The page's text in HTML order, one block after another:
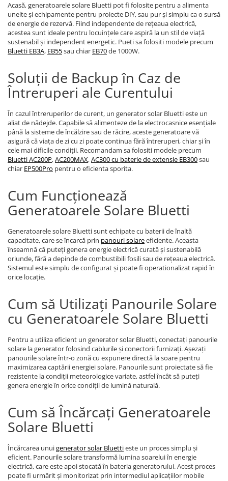
Invertoare Off-grid
Incarcatoare de retea
Acumulatori de stocare
Componente sisteme de balcon
Iluminat solar
Acumulatori
Acumulatori Standard Plumb
Acumulatori Litiu
Acumulatori Gel
Acumulatori Moto
Electronice
Invertoare Tensiune
Roboti Pornire Auto
Statii de incarcare vehicule
electrice
UPS Centrale Termice
Stabilizatoare Tensiune
Scule si aparate
Instrumente de masura
Clampmetre
Detectoare
Tahometre
Telemetre
Termometre
Testere
Accesorii instrumente de masura
Camere Termice
Osciloscoape
Lichidare stoc
Acasă, generatoarele solare Bluetti pot fi folosite pentru a alimenta
unelte și echipamente pentru proiecte DIY, sau pur și simplu ca o sursă
de energie de rezervă. Fiind independente de rețeaua electrică,
acestea sunt ideale pentru locuințele care aspiră la un stil de viață
sustenabil și independent energetic. Pueti sa folositi modele precum
Bluetti EB3A, EB55sau chiar EB70de 1000W.
Soluții de Backup în Caz de
Întreruperi ale Curentului
În cazul întreruperilor de curent, un generator solar Bluetti este un
aliat de nădejde. Capabile să alimenteze de la electrocasnice esențiale
până la sisteme de încălzire sau de răcire, aceste generatoare vă
asigură că viața de zi cu zi poate continua fără întreruperi, chiar și în
cele mai dificile condiții. Recomandam sa folositi modele precum
Bluetti AC200P,AC200MAX,AC300 cu baterie de extensie EB300sau
chiar EP500Pro pentru o eficienta sporita.
Cum Funcționează
Generatoarele Solare Bluetti
Generatoarele solare Bluetti sunt echipate cu baterii de înaltă
capacitate, care se încarcă prin panouri solareeficiente. Aceasta
înseamnă că puteți genera energie electrică curată și sustenabilă
oriunde, fără a depinde de combustibili fosili sau de rețeaua electrică.
Sistemul este simplu de configurat și poate fi operationalizat rapid în
orice locație.
Cum să Utilizați Panourile Solare
cu Generatoarele Solare Bluetti
Pentru a utiliza eficient un generator solar Bluetti, conectați panourile
solare la generator folosind cablurile și conectorii furnizați. Așezați
panourile solare într-o zonă cu expunere directă la soare pentru
maximizarea captării energiei solare. Panourile sunt proiectate să fie
rezistente la condiții meteorologice variate, astfel încât să puteți
genera energie în orice condiții de lumină naturală.
Cum să Încărcați Generatoarele
Solare Bluetti
Încărcarea unuigenerator solar Bluettieste un proces simplu și
eficient. Panourile solare transformă lumina soarelui în energie
electrică, care este apoi stocată în bateria generatorului. Acest proces
poate fi urmărit și monitorizat prin intermediul aplicațiilor mobile